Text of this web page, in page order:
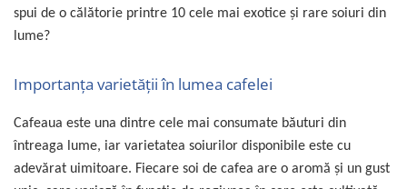
spui de o călătorie printre 10 cele mai exotice şi rare soiuri din
lume?
Importanța varietății în lumea cafelei
Cafeaua este una dintre cele mai consumate băuturi din
întreaga lume, iar varietatea soiurilor disponibile este cu
adevărat uimitoare. Fiecare soi de cafea are o aromă și un gust